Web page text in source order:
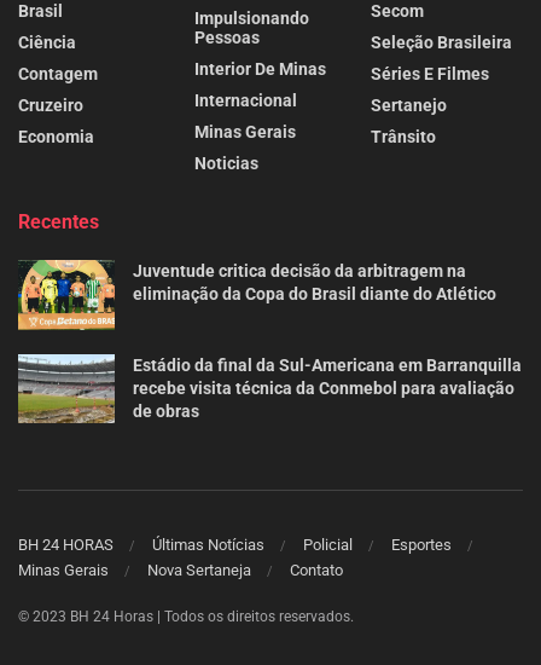
Brasil
Ciência
Contagem
Cruzeiro
Economia
Impulsionando
Pessoas
Interior De Minas
Internacional
Minas Gerais
Noticias
Secom
Seleção Brasileira
Séries E Filmes
Sertanejo
Trânsito
Recentes
Juventude critica decisão da arbitragem na
eliminação da Copa do Brasil diante do Atlético
Estádio da final da Sul-Americana em Barranquilla
recebe visita técnica da Conmebol para avaliação
de obras
BH 24 HORAS Últimas Notícias Policial
Esportes
Minas Gerais
Nova Sertaneja Contato
© 2023 BH 24 Horas | Todos os direitos reservados.